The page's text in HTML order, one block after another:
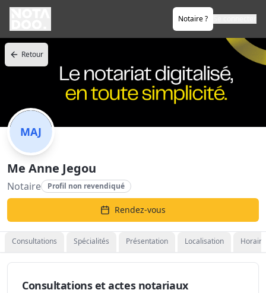
Notaire ?
Retour
MAJ
Me Anne Jegou
Notaire Profil non revendiqué
Rendez-vous
Consultations Spécialités Présentation Localisation
Consultations et actes notariaux